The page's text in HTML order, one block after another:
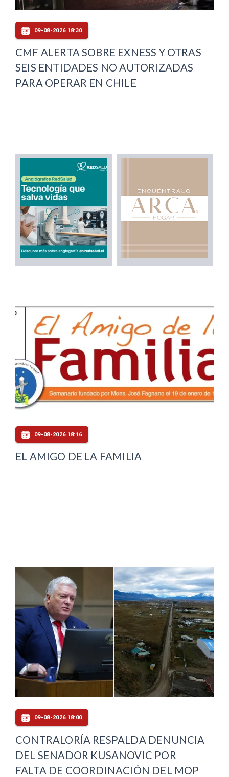
09-08-2026 18:30
CMF ALERTA SOBRE EXNESS Y OTRAS
SEIS ENTIDADES NO AUTORIZADAS
PARA OPERAR EN CHILE
09-08-2026 18:16
EL AMIGO DE LA FAMILIA
09-08-2026 18:00
CONTRALORÍA RESPALDA DENUNCIA
DEL SENADOR KUSANOVIC POR
FALTA DE COORDINACIÓN DEL MOP